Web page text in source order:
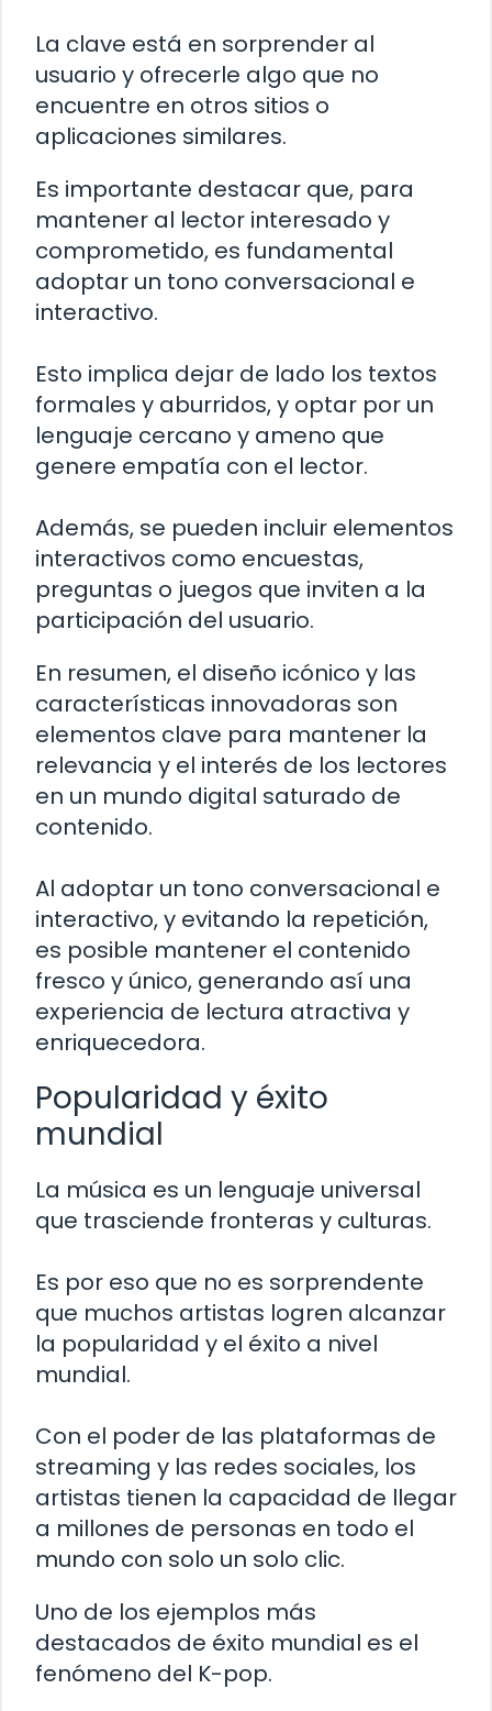
La clave está en sorprender al
usuario y ofrecerle algo que no
encuentre en otros sitios o
aplicaciones similares.
Es importante destacar que, para
mantener al lector interesado y
comprometido, es fundamental
adoptar un tono conversacional e
interactivo.
Esto implica dejar de lado los textos
formales y aburridos, y optar por un
lenguaje cercano y ameno que
genere empatía con el lector.
Además, se pueden incluir elementos
interactivos como encuestas,
preguntas o juegos que inviten a la
participación del usuario.
En resumen, el diseño icónico y las
características innovadoras son
elementos clave para mantener la
relevancia y el interés de los lectores
en un mundo digital saturado de
contenido.
Al adoptar un tono conversacional e
interactivo, y evitando la repetición,
es posible mantener el contenido
fresco y único, generando así una
experiencia de lectura atractiva y
enriquecedora.
Popularidad y éxito
mundial
La música es un lenguaje universal
que trasciende fronteras y culturas.
Es por eso que no es sorprendente
que muchos artistas logren alcanzar
la popularidad y el éxito a nivel
mundial.
Con el poder de las plataformas de
streaming y las redes sociales, los
artistas tienen la capacidad de llegar
a millones de personas en todo el
mundo con solo un solo clic.
Uno de los ejemplos más
destacados de éxito mundial es el
fenómeno del K-pop.